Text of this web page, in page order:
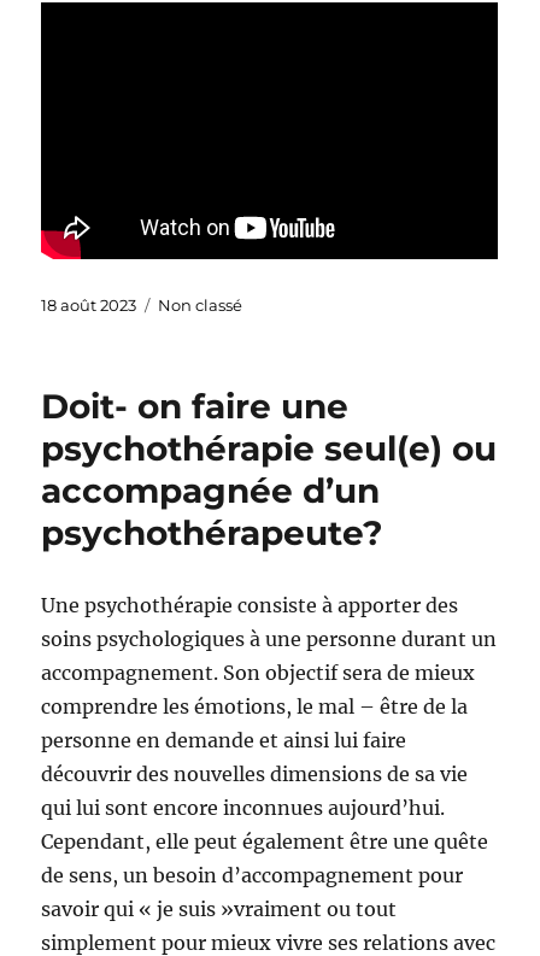
Publié
18 août 2023 Catégories
Non classé
Doit- on faire une
psychothérapie seul(e) ou
accompagnée d’un
psychothérapeute?
Une psychothérapie consiste à apporter des
soins psychologiques à une personne durant un
accompagnement. Son objectif sera de mieux
comprendre les émotions, le mal – être de la
personne en demande et ainsi lui faire
découvrir des nouvelles dimensions de sa vie
qui lui sont encore inconnues aujourd’hui.
Cependant, elle peut également être une quête
de sens, un besoin d’accompagnement pour
savoir qui « je suis »vraiment ou tout
simplement pour mieux vivre ses relations avec